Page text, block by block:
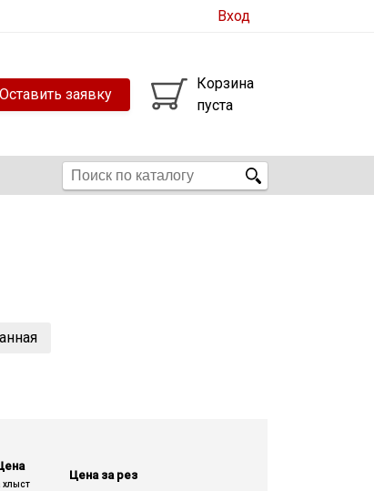
Вход
Корзина
пуста
Оставить заявку
хлыст
Цена за рез